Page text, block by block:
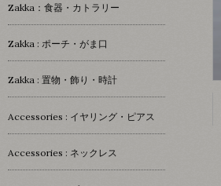
Zakka：食器・カトラリー
Zakka : ポーチ・がま口
Zakka : 置物・飾り・時計
Accessories : イヤリング・ピアス
Accessories : ネックレス